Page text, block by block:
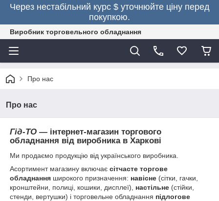
Через нестабільний курс $ уточнюйте ціну перед
покупкою.
Виробник торговельного обладнання
Про нас
Про нас
Гід-ТО ― інтернет-магазин торгового
обладнання від виробника в Харкові
Ми продаємо продукцію від українського виробника.
Асортимент магазину включає сітчасте торгове
обладнання широкого призначення: навісне (сітки, гачки,
кронштейни, полиці, кошики, дисплеї), настільне (стійки,
стенди, вертушки) і торговельне обладнання підлогове